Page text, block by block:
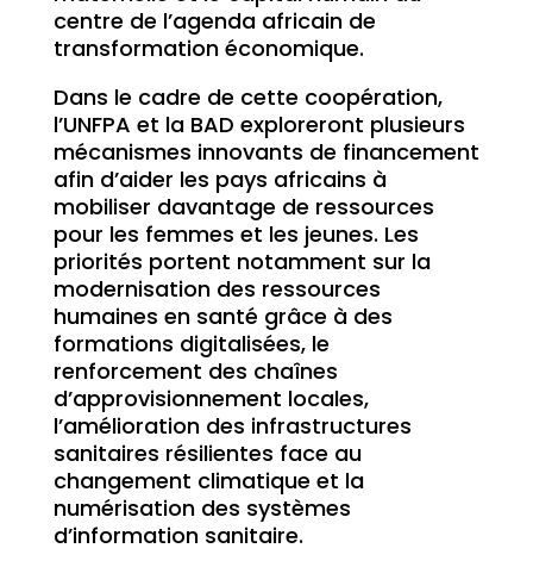
centre de l’agenda africain de
transformation économique.
Dans le cadre de cette coopération,
l’UNFPA et la BAD exploreront plusieurs
mécanismes innovants de financement
afin d’aider les pays africains à
mobiliser davantage de ressources
pour les femmes et les jeunes. Les
priorités portent notamment sur la
modernisation des ressources
humaines en santé grâce à des
formations digitalisées, le
renforcement des chaînes
d’approvisionnement locales,
l’amélioration des infrastructures
sanitaires résilientes face au
changement climatique et la
numérisation des systèmes
d’information sanitaire.